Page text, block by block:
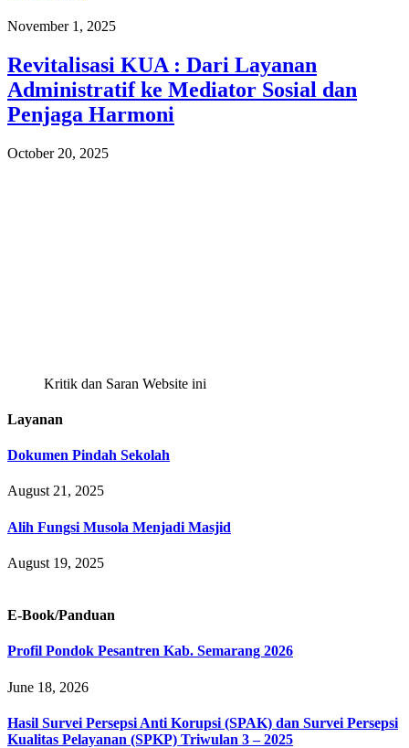
November 1, 2025
Revitalisasi KUA : Dari Layanan
Administratif ke Mediator Sosial dan
Penjaga Harmoni
October 20, 2025
Kritik dan Saran Website ini
Layanan
Dokumen Pindah Sekolah
August 21, 2025
Alih Fungsi Musola Menjadi Masjid
August 19, 2025
E-Book/Panduan
Profil Pondok Pesantren Kab. Semarang 2026
June 18, 2026
Hasil Survei Persepsi Anti Korupsi (SPAK) dan Survei Persepsi
Kualitas Pelayanan (SPKP) Triwulan 3 – 2025